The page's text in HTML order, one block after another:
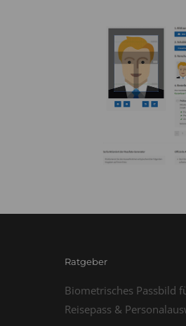
Ratgeber
Biometrisches Passbild
Reisepass &